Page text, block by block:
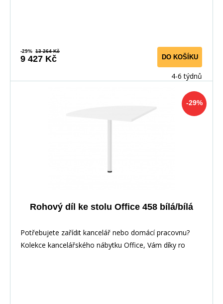
-29% 13 264 Kč
9 427 Kč DO KOŠÍKU
4-6 týdnů
-29%
Rohový díl ke stolu Office 458 bílá/bílá
Potřebujete zařídit kancelář nebo domácí pracovnu?
Kolekce kancelářského nábytku Office, Vám díky ro